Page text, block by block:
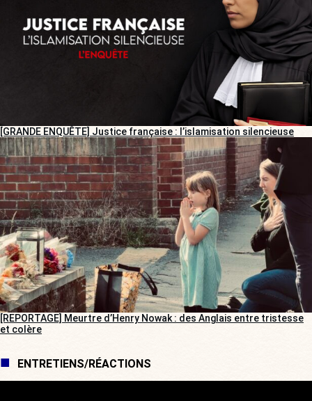
[GRANDE ENQUÊTE] Justice française : l’islamisation silencieuse
[REPORTAGE] Meurtre d’Henry Nowak : des Anglais entre tristesse
et colère
ENTRETIENS/RÉACTIONS